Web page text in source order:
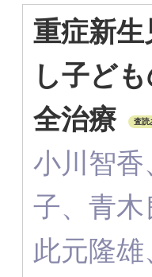
重症新
し子ど
全治療
査読
小川智
子、青
此元隆